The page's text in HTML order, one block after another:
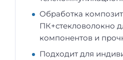
Обработка
ПК+стекловолокно
компонентов и
Подходит для